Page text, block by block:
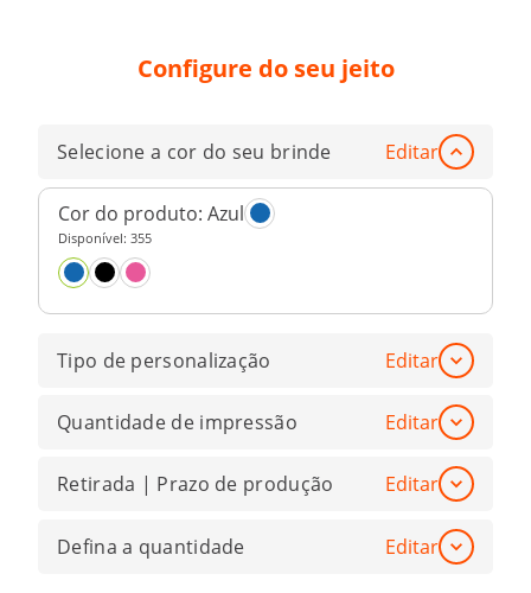
Configure do seu jeito
Selecione a cor do seu brinde Editar
Cor do produto: Azul
Disponível: 355
Tipo de personalização Editar
Quantidade de impressão Editar
Retirada | Prazo de produção Editar
Defina a quantidade Editar